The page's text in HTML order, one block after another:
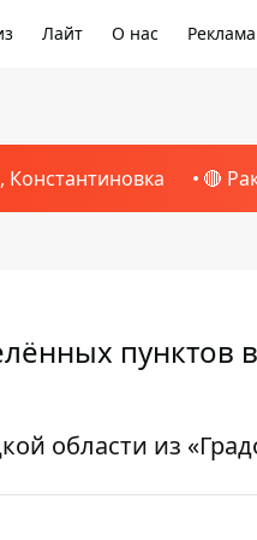
Лайт О нас Реклама
🔴
пунктов
области из